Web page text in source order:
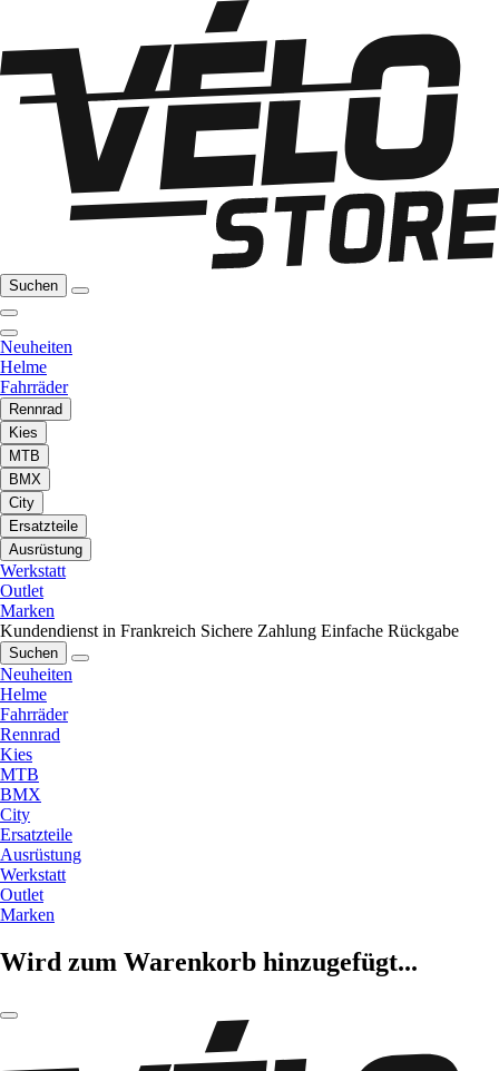
Suchen
Neuheiten
Helme
Fahrräder
Rennrad
Kies
MTB
BMX
City
Ersatzteile
Ausrüstung
Werkstatt
Outlet
Marken
Kundendienst in Frankreich Sichere Zahlung Einfache Rückgabe
Suchen
Neuheiten
Helme
Fahrräder
Rennrad
Kies
MTB
BMX
City
Ersatzteile
Ausrüstung
Werkstatt
Outlet
Marken
Wird zum Warenkorb hinzugefügt...